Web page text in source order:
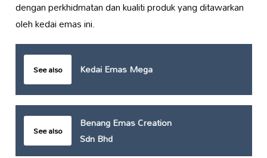
dengan perkhidmatan dan kualiti produk yang ditawarkan
oleh kedai emas ini.
See also Kedai Emas Mega
See also
Benang Emas Creation
Sdn Bhd